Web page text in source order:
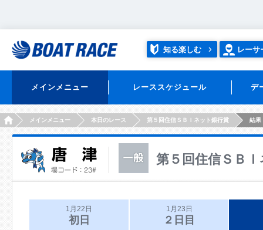
知る楽しむ レーサ
メインメニュー レーススケジュール デ
HOMEメインメニュー 本日のレース 第５回住信ＳＢＩネット銀行賞 結果
第５回住信ＳＢ
1月22日
初日
1月23日
２日目